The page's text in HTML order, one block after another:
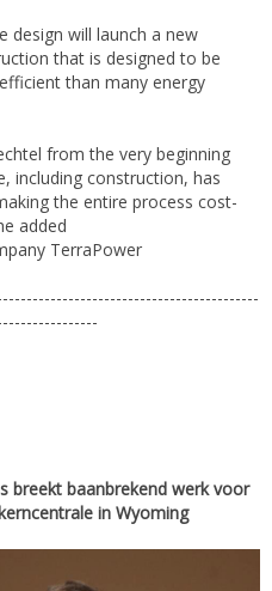
design will launch a new
that is designed to be
than many energy
from the very beginning
including construction, has
the entire process cost-
added
TerraPower
breekt baanbrekend werk voor
in Wyoming